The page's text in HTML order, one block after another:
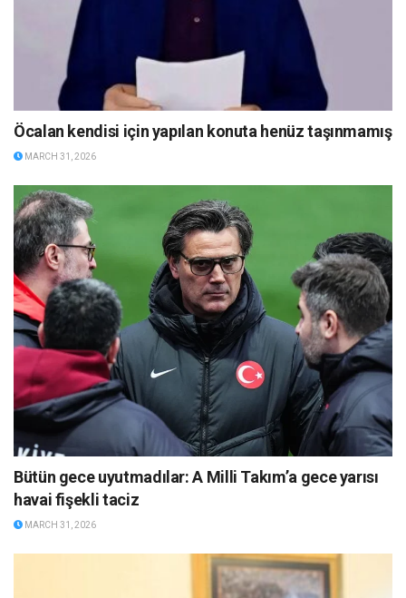
Öcalan kendisi için yapılan konuta henüz taşınmamış
MARCH 31, 2026
Bütün gece uyutmadılar: A Milli Takım’a gece yarısı
havai fişekli taciz
MARCH 31, 2026